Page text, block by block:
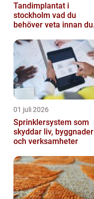
Tandimplantat i
stockholm vad du
behöver veta innan du
01 juli 2026
Sprinklersystem som
skyddar liv, byggnader
och verksamheter